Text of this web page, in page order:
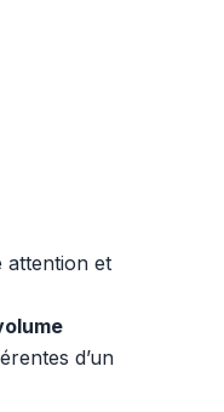
attention et
d’un